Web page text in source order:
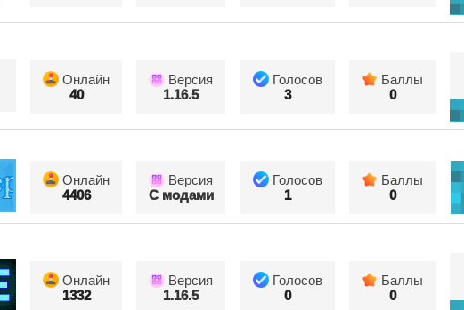
Онлайн
40
Версия
1.16.5
Голосов
3
Баллы
0
Онлайн
4406
Версия
С модами
Голосов
1
Баллы
0
Онлайн
1332
Версия
1.16.5
Голосов
0
Баллы
0